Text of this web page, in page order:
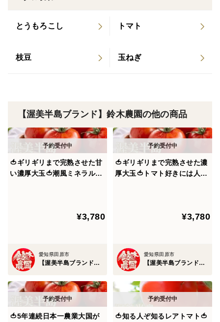
ほんの少しベリーやハーブを添えて盛りつけるだけで、
はちみつレモンでさっとマリネにすれば、ティータイム
お友達を招いたホームランチでこの一皿を出せば、
「えっ、なにこれ？すごくセンスいいね！」と、きっと
言われる。
買ったのはトマトじゃなく、“あなたの印象そのもの”。
トマトとチーズを焼き上げたアツアツのグリルは、ワイ
き風ソテーに。
料理が得意じゃなくても、素材の力で“食卓の主役”にな
れる。
それが“桃太郎はるか”の持つ、本当の魅力です。
とうもろこし トマト
枝豆 玉ねぎ
【渥美半島ブランド】鈴木農園の他の商品
🍅ギリギリまで完熟させた甘
い濃厚大玉🍅潮風ミネラルト
¥3,780
愛知県田原市
【渥美半島ブランド】鈴木農園
🍅ギリギリまで完熟させた濃
厚大玉🍅トマト好きには人生
美半島ブランド』【朝どれ】
¥3,780
愛知県田原市
【渥美半島ブランド】鈴木農園
🍅5年連続日本一農業大国が
🍅知る人ぞ知るレアトマト🍅